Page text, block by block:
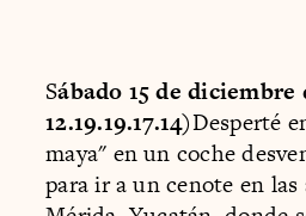
Sábado 15 de diciembre
12.19.19.17.14)Desperté
maya" en un coche
para ir a un cenote en las